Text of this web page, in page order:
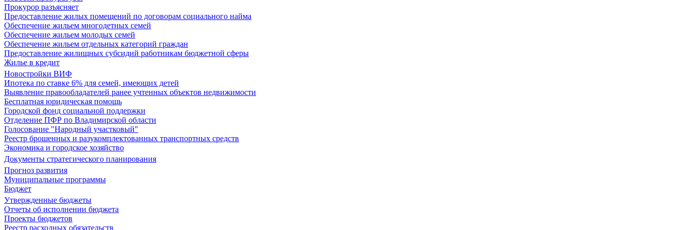
Прокурор разъясняет
Предоставление жилых помещений по договорам социального найма
Обеспечение жильем многодетных семей
Обеспечение жильем молодых семей
Обеспечение жильем отдельных категорий граждан
Предоставление жилищных субсидий работникам бюджетной сферы
Жилье в кредит
Новостройки ВИФ
Ипотека по ставке 6% для семей, имеющих детей
Выявление правообладателей ранее учтенных объектов недвижимости
Бесплатная юридическая помощь
Городской фонд социальной поддержки
Отделение ПФР по Владимирской области
Голосование "Народный участковый"
Реестр брошенных и разукомплектованных транспортных средств
Экономика и городское хозяйство
Документы стратегического планирования
Прогноз развития
Муниципальные программы
Бюджет
Утвержденные бюджеты
Отчеты об исполнении бюджета
Проекты бюджетов
Реестр расходных обязательств